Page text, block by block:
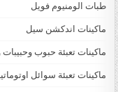
طبات الومنيوم فويل
ماكينات اندكشن سيل
ماكينات تعبئة حبوب وحبيبات
ماكينات تعبئة سوائل